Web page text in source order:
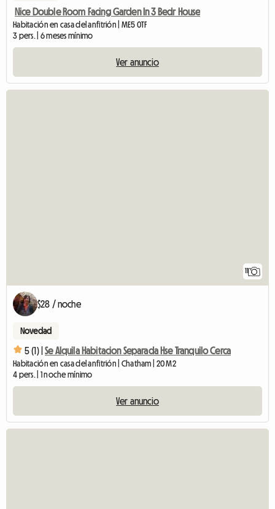
Nice Double Room Facing Garden In 3 Bedr House
Habitación en casa del anfitrión | ME5 0TF
3 pers. | 6 meses mínimo
Ver anuncio
11
$28 / noche
Novedad
5 (1) | Se Alquila Habitacion Separada Hse Tranquilo Cerca
Habitación en casa del anfitrión | Chatham | 20 M2
4 pers. | 1 noche mínimo
Ver anuncio